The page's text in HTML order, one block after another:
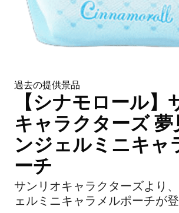
過去の提供景品
【シナモロール】
キャラクターズ 夢
ンジェルミニキャ
ーチ
サンリオキャラクターズより
ェルミニキャラメルポーチが登